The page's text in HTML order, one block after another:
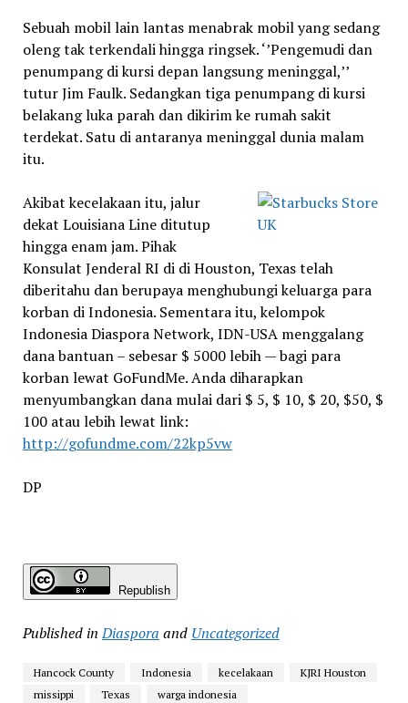
Sebuah mobil lain lantas menabrak mobil yang sedang
oleng tak terkendali hingga ringsek. ‘’Pengemudi dan
penumpang di kursi depan langsung meninggal,’’
tutur Jim Faulk. Sedangkan tiga penumpang di kursi
belakang luka parah dan dikirim ke rumah sakit
terdekat. Satu di antaranya meninggal dunia malam
itu.
Akibat kecelakaan itu, jalur
dekat Louisiana Line ditutup
hingga enam jam. Pihak
Konsulat Jenderal RI di di Houston, Texas telah
diberitahu dan berupaya menghubungi keluarga para
korban di Indonesia. Sementara itu, kelompok
Indonesia Diaspora Network, IDN-USA menggalang
dana bantuan – sebesar $ 5000 lebih — bagi para
korban lewat GoFundMe. Anda diharapkan
menyumbangkan dana mulai dari $ 5, $ 10, $ 20, $50, $
100 atau lebih lewat link:
http://gofundme.com/22kp5vw
DP
Republish
Published in Diaspora and Uncategorized
Hancock County Indonesia kecelakaan
KJRI Houston
missippi
Texas warga indonesia